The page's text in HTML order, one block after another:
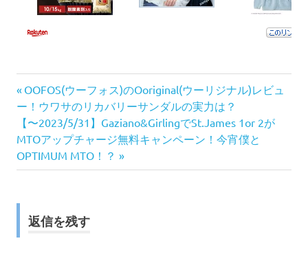
投
稿
ナ
ゲ
ー
前
の
記
事:
OOFOS(ウーフォス)のOoriginal(ウーリジナル)レビュ
ー！ウワサのリカバリーサンダルの実力は？
次
の
記
事:
【〜2023/5/31】Gaziano&GirlingでSt.James 1or 2が
MTOアップチャージ無料キャンペーン！今宵僕と
OPTIMUM MTO！？
返信を残す